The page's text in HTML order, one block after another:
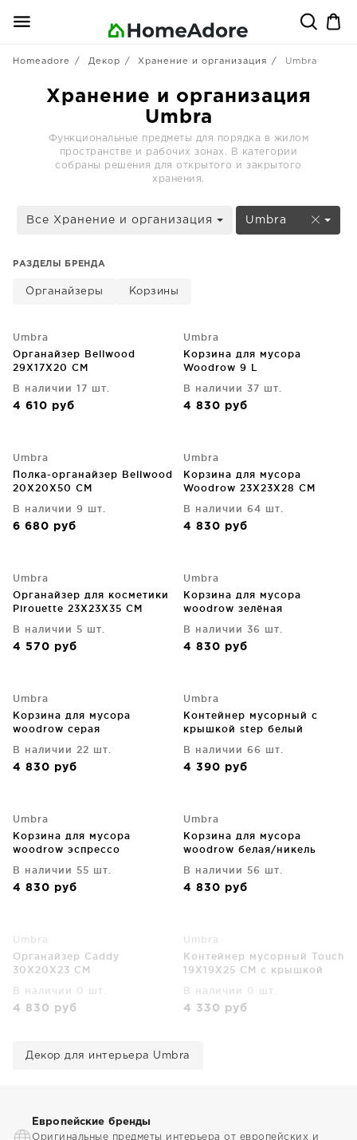
Homeadore Декор Хранение и организация Umbra
Хранение и организация
Umbra
Функциональные предметы для порядка в жилом
пространстве и рабочих зонах. В категории
собраны решения для открытого и закрытого
хранения.
Все Хранение и организация Umbra
РАЗДЕЛЫ БРЕНДА
Органайзеры Корзины
Umbra
Органайзер Bellwood
29X17X20 CM
В наличии 17 шт.
4 610 руб
Umbra
Корзина для мусора
Woodrow 9 L
В наличии 37 шт.
4 830 руб
Umbra
Полка-органайзер Bellwood
20X20X50 CM
В наличии 9 шт.
6 680 руб
Umbra
Корзина для мусора
Woodrow 23X23X28 CM
В наличии 64 шт.
4 830 руб
Umbra
Органайзер для косметики
Pirouette 23X23X35 CM
В наличии 5 шт.
4 570 руб
Umbra
Корзина для мусора
woodrow зелёная
В наличии 36 шт.
4 830 руб
Umbra
Корзина для мусора
woodrow серая
В наличии 22 шт.
4 830 руб
Umbra
Контейнер мусорный с
крышкой step белый
В наличии 66 шт.
4 390 руб
Umbra
Корзина для мусора
woodrow эспрессо
В наличии 55 шт.
4 830 руб
Umbra
Корзина для мусора
woodrow белая/никель
В наличии 56 шт.
4 830 руб
Umbra
Органайзер Caddy
30X20X23 CM
В наличии 0 шт.
4 830 руб
Umbra
Контейнер мусорный Touch
19X19X25 CM с крышкой
В наличии 0 шт.
4 330 руб
Декор для интерьера Umbra
Европейские бренды
Оригинальные предметы интерьера от европейских и